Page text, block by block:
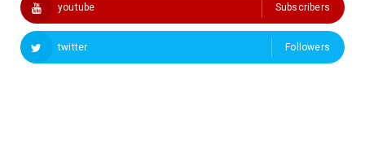
youtube Subscribers
twitter Followers